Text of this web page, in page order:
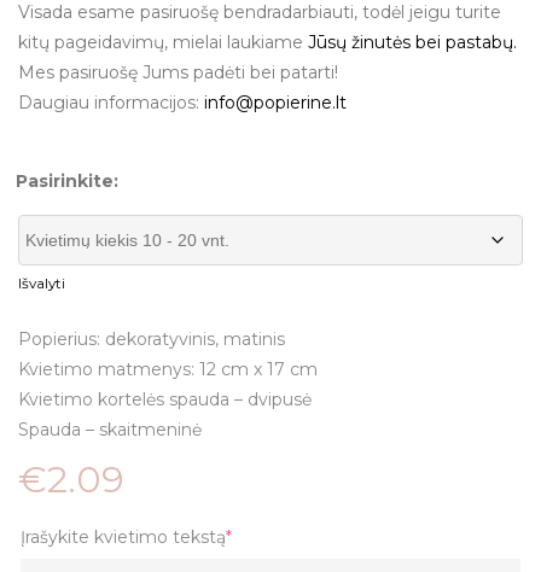
Visada esame pasiruošę bendradarbiauti, todėl jeigu turite
kitų pageidavimų, mielai laukiame Jūsų žinutės bei pastabų.
Mes pasiruošę Jums padėti bei patarti!
Daugiau informacijos: info@popierine.lt
Pasirinkite:
Išvalyti
Popierius: dekoratyvinis, matinis
Kvietimo matmenys: 12 cm x 17 cm
Kvietimo kortelės spauda – dvipusė
Spauda – skaitmeninė
€2.09
Įrašykite kvietimo tekstą*